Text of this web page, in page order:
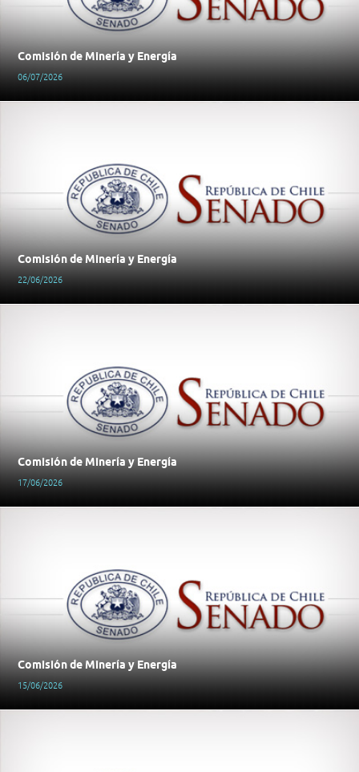
Comisión de Minería y Energía
06/07/2026
Comisión de Minería y Energía
22/06/2026
Comisión de Minería y Energía
17/06/2026
Comisión de Minería y Energía
15/06/2026